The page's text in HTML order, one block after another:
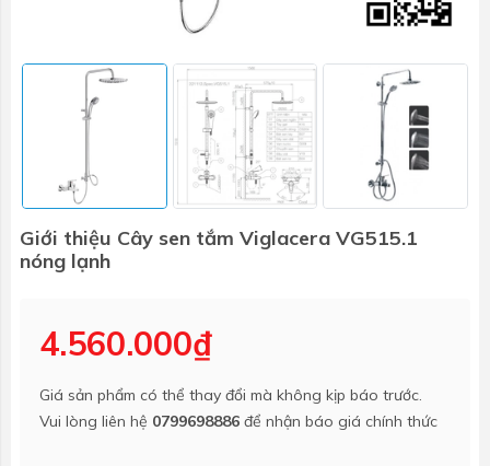
Giới thiệu Cây sen tắm Viglacera VG515.1
nóng lạnh
4.560.000₫
Giá sản phẩm có thể thay đổi mà không kịp báo trước.
Vui lòng liên hệ 0799698886 để nhận báo giá chính thức